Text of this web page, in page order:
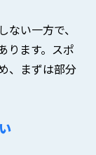
い一方で、
ります。スポ
、まずは部分